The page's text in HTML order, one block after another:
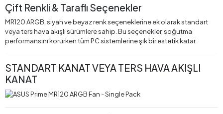
Çift Renkli & Taraflı Seçenekler
MR120 ARGB, siyah ve beyaz renk seçeneklerine ek olarak standart
veya ters hava akışlı sürümlere sahip. Bu seçenekler, soğutma
performansını korurken tüm PC sistemlerine şık bir estetik katar.
STANDART KANAT VEYA TERS HAVA AKIŞLI
KANAT